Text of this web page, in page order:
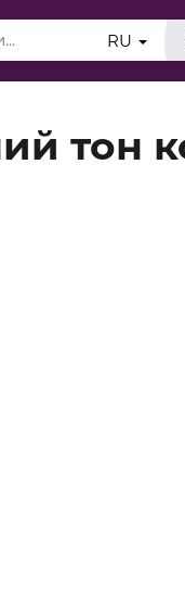
RU
тон